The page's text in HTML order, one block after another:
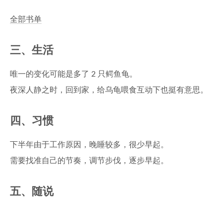
全部书单
三、生活
唯一的变化可能是多了 2 只鳄鱼龟。
夜深人静之时，回到家，给乌龟喂食互动下也挺有意思。
四、习惯
下半年由于工作原因，晚睡较多，很少早起。
需要找准自己的节奏，调节步伐，逐步早起。
五、随说